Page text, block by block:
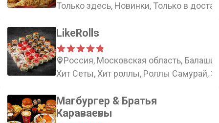
Только здесь, Новинки, Только в
LikeRolls
Россия, Московская область,
Хит Сеты, Хит роллы, Роллы Самурай,
Магбургер & Братья
Караваевы